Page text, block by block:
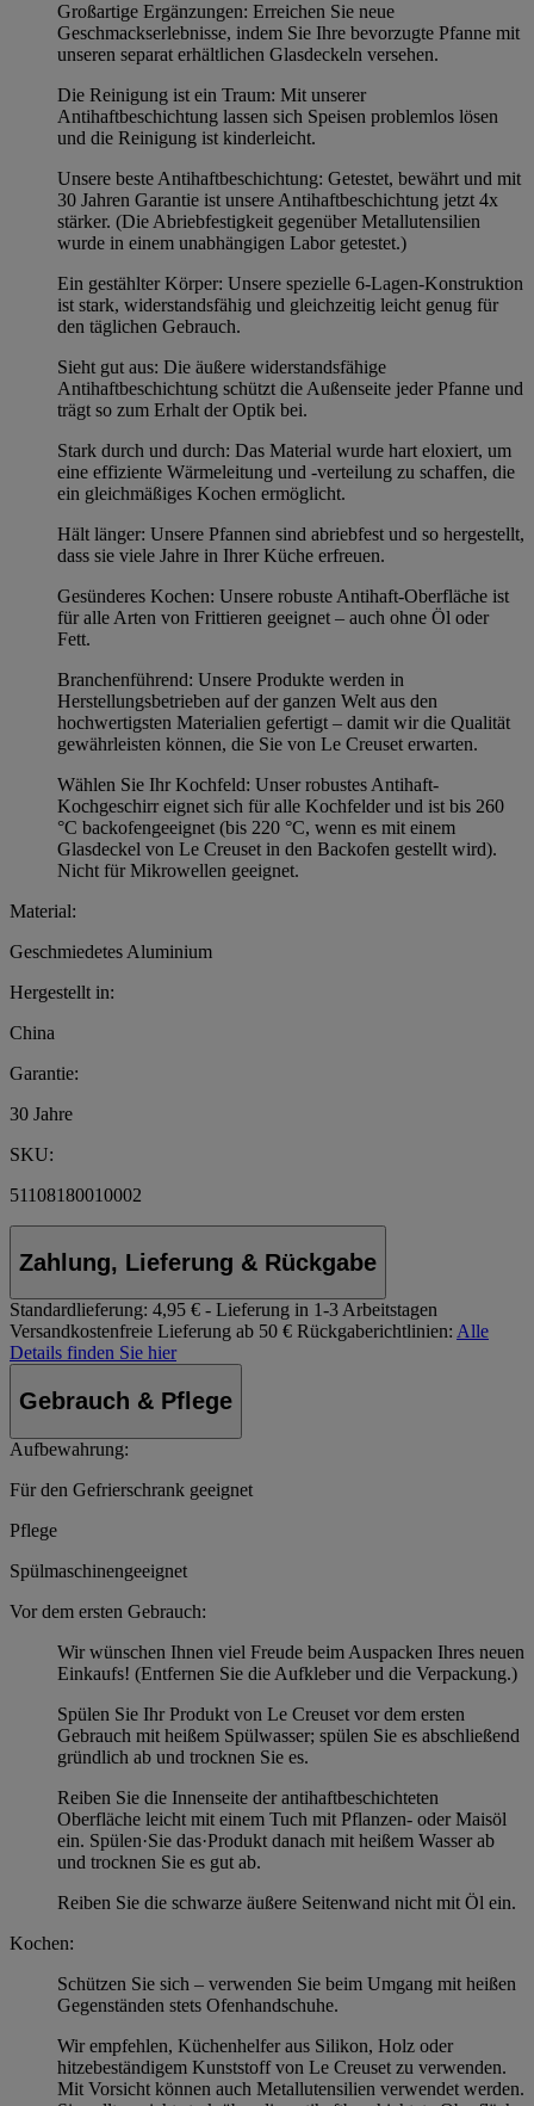
Großartige Ergänzungen: Erreichen Sie neue
Geschmackserlebnisse, indem Sie Ihre bevorzugte Pfanne mit
unseren separat erhältlichen Glasdeckeln versehen.
Die Reinigung ist ein Traum: Mit unserer
Antihaftbeschichtung lassen sich Speisen problemlos lösen
und die Reinigung ist kinderleicht.
Unsere beste Antihaftbeschichtung: Getestet, bewährt und mit
30 Jahren Garantie ist unsere Antihaftbeschichtung jetzt 4x
stärker. (Die Abriebfestigkeit gegenüber Metallutensilien
wurde in einem unabhängigen Labor getestet.)
Ein gestählter Körper: Unsere spezielle 6-Lagen-Konstruktion
ist stark, widerstandsfähig und gleichzeitig leicht genug für
den täglichen Gebrauch.
Sieht gut aus: Die äußere widerstandsfähige
Antihaftbeschichtung schützt die Außenseite jeder Pfanne und
trägt so zum Erhalt der Optik bei.
Stark durch und durch: Das Material wurde hart eloxiert, um
eine effiziente Wärmeleitung und -verteilung zu schaffen, die
ein gleichmäßiges Kochen ermöglicht.
Hält länger: Unsere Pfannen sind abriebfest und so hergestellt,
dass sie viele Jahre in Ihrer Küche erfreuen.
Gesünderes Kochen: Unsere robuste Antihaft-Oberfläche ist
für alle Arten von Frittieren geeignet – auch ohne Öl oder
Fett.
Branchenführend: Unsere Produkte werden in
Herstellungsbetrieben auf der ganzen Welt aus den
hochwertigsten Materialien gefertigt – damit wir die Qualität
gewährleisten können, die Sie von Le Creuset erwarten.
Wählen Sie Ihr Kochfeld: Unser robustes Antihaft-
Kochgeschirr eignet sich für alle Kochfelder und ist bis 260
°C backofengeeignet (bis 220 °C, wenn es mit einem
Glasdeckel von Le Creuset in den Backofen gestellt wird).
Nicht für Mikrowellen geeignet.
Material:
Geschmiedetes Aluminium
Hergestellt in:
China
Garantie:
30 Jahre
SKU:
51108180010002
Zahlung, Lieferung & Rückgabe
Standardlieferung: 4,95 € - Lieferung in 1-3 Arbeitstagen
Versandkostenfreie Lieferung ab 50 € Rückgaberichtlinien: Alle
Details finden Sie hier
Gebrauch & Pflege
Aufbewahrung:
Für den Gefrierschrank geeignet
Pflege
Spülmaschinengeeignet
Vor dem ersten Gebrauch:
Wir wünschen Ihnen viel Freude beim Auspacken Ihres neuen
Einkaufs! (Entfernen Sie die Aufkleber und die Verpackung.)
Spülen Sie Ihr Produkt von Le Creuset vor dem ersten
Gebrauch mit heißem Spülwasser; spülen Sie es abschließend
gründlich ab und trocknen Sie es.
Reiben Sie die Innenseite der antihaftbeschichteten
Oberfläche leicht mit einem Tuch mit Pflanzen- oder Maisöl
ein. Spülen·Sie das·Produkt danach mit heißem Wasser ab
und trocknen Sie es gut ab.
Reiben Sie die schwarze äußere Seitenwand nicht mit Öl ein.
Kochen:
Schützen Sie sich – verwenden Sie beim Umgang mit heißen
Gegenständen stets Ofenhandschuhe.
Wir empfehlen, Küchenhelfer aus Silikon, Holz oder
hitzebeständigem Kunststoff von Le Creuset zu verwenden.
Mit Vorsicht können auch Metallutensilien verwendet werden.